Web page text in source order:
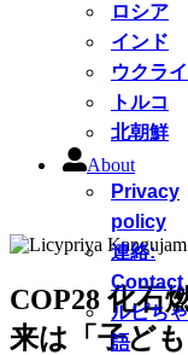
ロシア
インド
ウクラ
トルコ
北朝鮮
About
Privacy
policy
連絡:
Contact
ルピち
語
COP28 化石
来は「子ど